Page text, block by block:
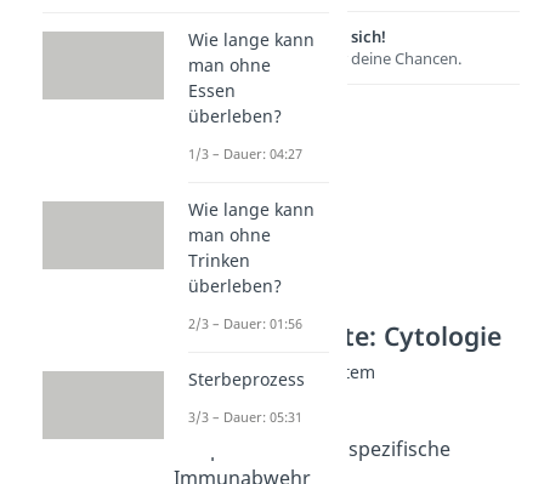
Lernen lohnt sich!
Entdecke hier deine Chancen.
Weitere Inhalte: Cytologie
Viren und Immunsystem
Dauer: 05:16
Unspezifische und spezifische
Immunabwehr
Wie lange kann
man ohne
Essen
überleben?
1/3 – Dauer: 04:27
Wie lange kann
man ohne
Trinken
überleben?
2/3 – Dauer: 01:56
Sterbeprozess
3/3 – Dauer: 05:31